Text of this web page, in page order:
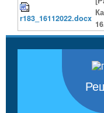
r183_16112022.docx